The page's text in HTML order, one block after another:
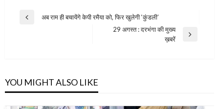
Post
Previous
अब राम ही बचायेंगे केपी रमैया को, फिर खुलेगी ‘कुंडली’
29 अगस्त : दरभंगा की मुख्य
ख़बरें
YOU MIGHT ALSO LIKE